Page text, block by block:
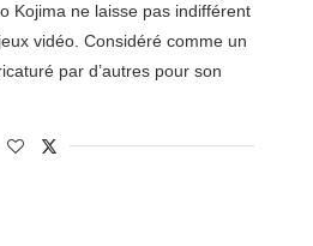
Kojima ne laisse pas indifférent
vidéo. Considéré comme un
par d’autres pour son